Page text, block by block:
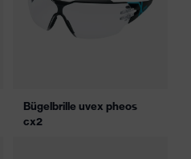
Bügelbrille uvex pheos
cx2